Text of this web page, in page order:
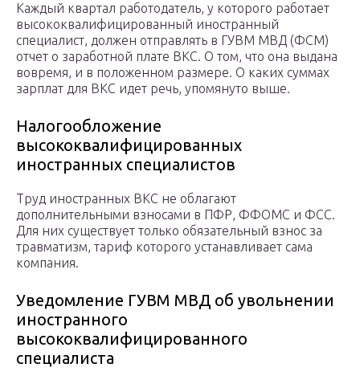
Каждый квартал работодатель, у которого работает
высококвалифицированный иностранный
специалист, должен отправлять в ГУВМ МВД (ФСМ)
отчет о заработной плате ВКС. О том, что она выдана
вовремя, и в положенном размере. О каких суммах
зарплат для ВКС идет речь, упомянуто выше.
Налогообложение
высококвалифицированных
иностранных специалистов
Труд иностранных ВКС не облагают
дополнительными взносами в ПФР, ФФОМС и ФСС.
Для них существует только обязательный взнос за
травматизм, тариф которого устанавливает сама
компания.
Уведомление ГУВМ МВД об увольнении
иностранного
высококвалифицированного
специалиста